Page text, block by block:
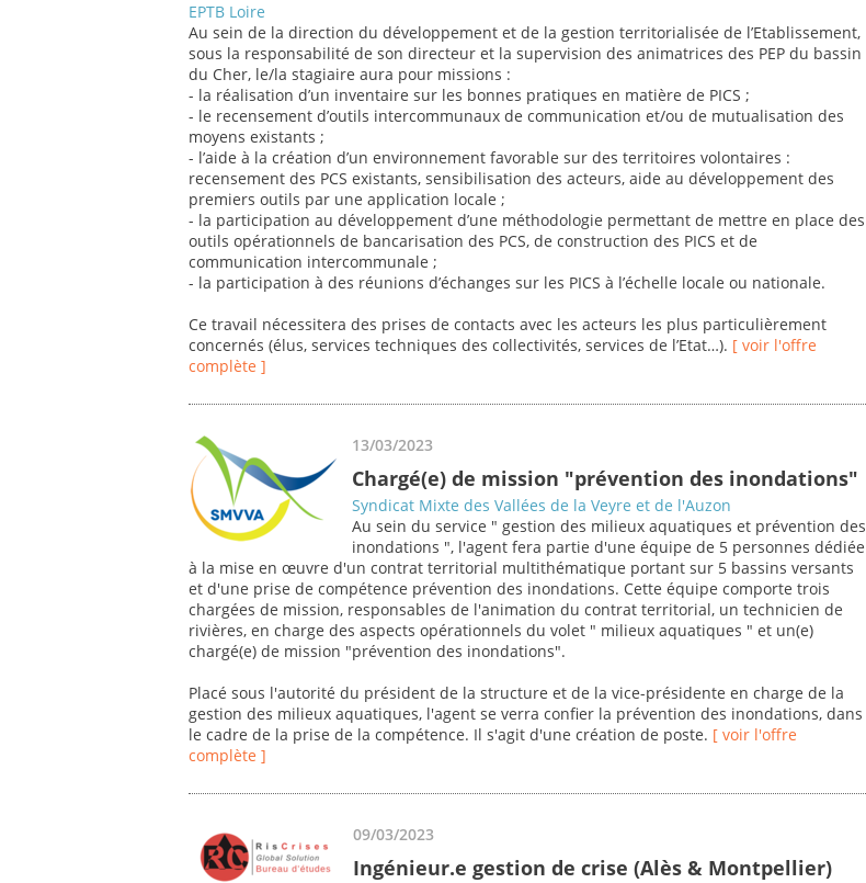
EPTB Loire
Au sein de la direction du développement et de la gestion territorialisée de l’Etablissement,
sous la responsabilité de son directeur et la supervision des animatrices des PEP du bassin
du Cher, le/la stagiaire aura pour missions :
- la réalisation d’un inventaire sur les bonnes pratiques en matière de PICS ;
- le recensement d’outils intercommunaux de communication et/ou de mutualisation des
moyens existants ;
- l’aide à la création d’un environnement favorable sur des territoires volontaires :
recensement des PCS existants, sensibilisation des acteurs, aide au développement des
premiers outils par une application locale ;
- la participation au développement d’une méthodologie permettant de mettre en place des
outils opérationnels de bancarisation des PCS, de construction des PICS et de
communication intercommunale ;
- la participation à des réunions d’échanges sur les PICS à l’échelle locale ou nationale.
Ce travail nécessitera des prises de contacts avec les acteurs les plus particulièrement
concernés (élus, services techniques des collectivités, services de l’Etat…). [ voir l'offre
complète ]
13/03/2023
Chargé(e) de mission "prévention des inondations"
Syndicat Mixte des Vallées de la Veyre et de l'Auzon
Au sein du service " gestion des milieux aquatiques et prévention des
inondations ", l'agent fera partie d'une équipe de 5 personnes dédiée
à la mise en œuvre d'un contrat territorial multithématique portant sur 5 bassins versants
et d'une prise de compétence prévention des inondations. Cette équipe comporte trois
chargées de mission, responsables de l'animation du contrat territorial, un technicien de
rivières, en charge des aspects opérationnels du volet " milieux aquatiques " et un(e)
chargé(e) de mission "prévention des inondations".
Placé sous l'autorité du président de la structure et de la vice-présidente en charge de la
gestion des milieux aquatiques, l'agent se verra confier la prévention des inondations, dans
le cadre de la prise de la compétence. Il s'agit d'une création de poste. [ voir l'offre
complète ]
09/03/2023
Ingénieur.e gestion de crise (Alès & Montpellier)